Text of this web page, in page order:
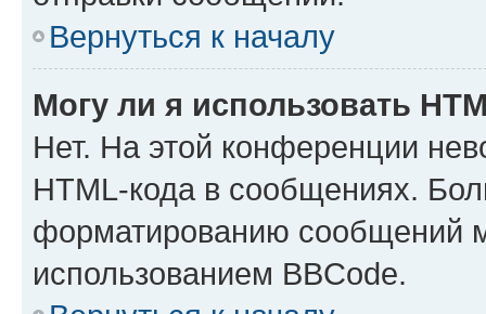
Вернуться к началу
Могу ли я использовать
Нет. На этой конференции
HTML-кода в сообщениях.
форматированию сообщений
использованием BBCode.